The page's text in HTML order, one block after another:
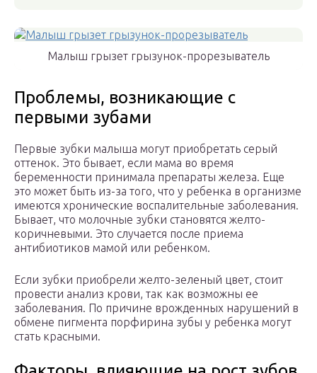
Малыш грызет грызунок-прорезыватель
Проблемы, возникающие с
первыми зубами
Первые зубки малыша могут приобретать серый
оттенок. Это бывает, если мама во время
беременности принимала препараты железа. Еще
это может быть из-за того, что у ребенка в организме
имеются хронические воспалительные заболевания.
Бывает, что молочные зубки становятся желто-
коричневыми. Это случается после приема
антибиотиков мамой или ребенком.
Если зубки приобрели желто-зеленый цвет, стоит
провести анализ крови, так как возможны ее
заболевания. По причине врожденных нарушений в
обмене пигмента порфирина зубы у ребенка могут
стать красными.